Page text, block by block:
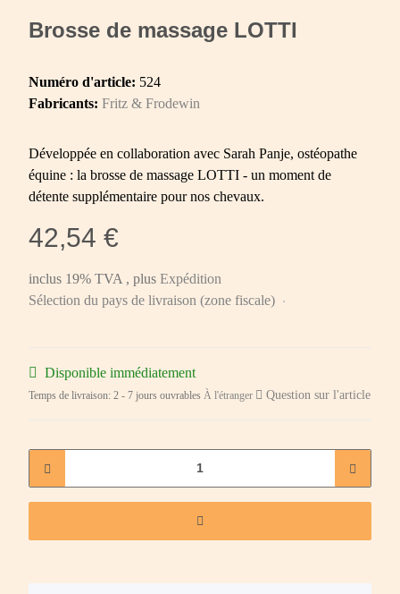
Brosse de massage LOTTI
Numéro d'article: 524
Fabricants: Fritz & Frodewin
Développée en collaboration avec Sarah Panje, ostéopathe
équine : la brosse de massage LOTTI - un moment de
détente supplémentaire pour nos chevaux.
42,54 €
inclus 19% TVA , plus Expédition
Sélection du pays de livraison (zone fiscale)
Disponible immédiatement
Temps de livraison: 2 - 7 jours ouvrables À l'étranger Question sur l'article